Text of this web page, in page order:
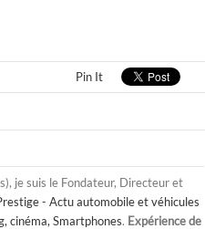
Pin It
je suis le Fondateur, Directeur et
- Actu automobile et véhicules
cinéma, Smartphones. Expérience de